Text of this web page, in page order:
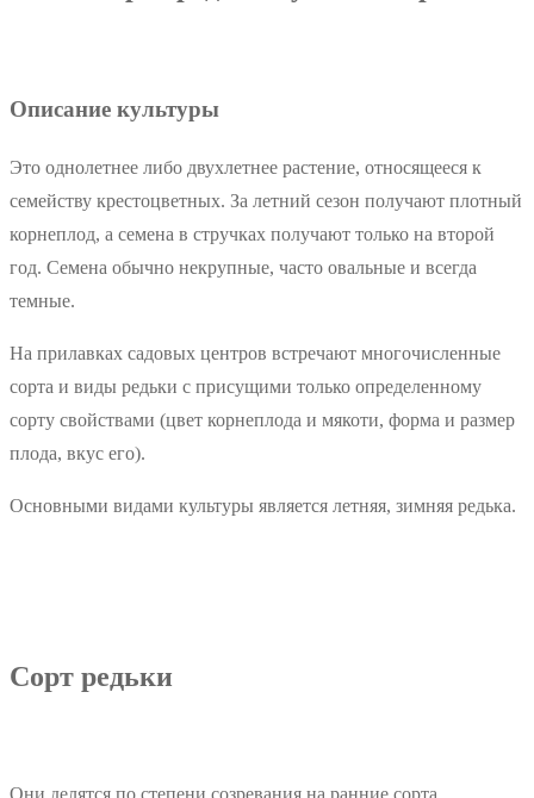
Описание культуры
Это однолетнее либо двухлетнее растение, относящееся к
семейству крестоцветных. За летний сезон получают плотный
корнеплод, а семена в стручках получают только на второй
год. Семена обычно некрупные, часто овальные и всегда
темные.
На прилавках садовых центров встречают многочисленные
сорта и виды редьки с присущими только определенному
сорту свойствами (цвет корнеплода и мякоти, форма и размер
плода, вкус его).
Основными видами культуры является летняя, зимняя редька.
Сорт редьки
Они делятся по степени созревания на ранние сорта,